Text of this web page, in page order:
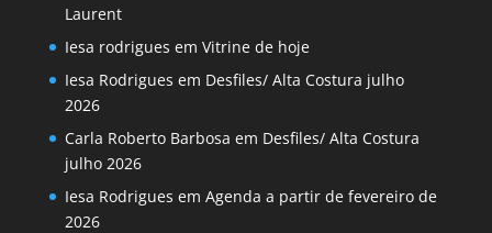
Laurent
Iesa rodrigues em Vitrine de hoje
Iesa Rodrigues em Desfiles/ Alta Costura julho
2026
Carla Roberto Barbosa em Desfiles/ Alta Costura
julho 2026
Iesa Rodrigues em Agenda a partir de fevereiro de
2026